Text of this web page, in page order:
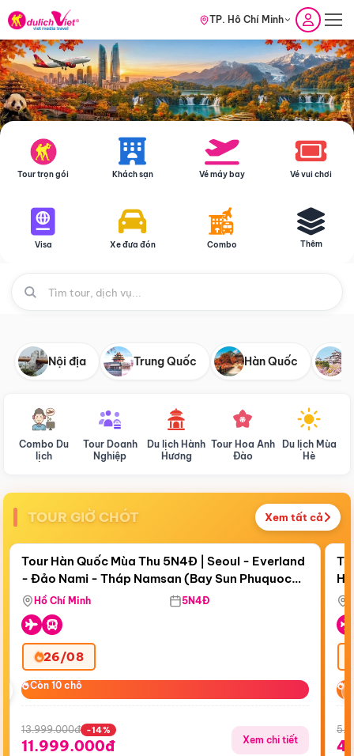
TP. Hồ Chí Minh
Tour trọn gói Khách sạn Vé máy bay Vé vui chơi
Visa Xe đưa đón Combo Thêm
Nội địa Trung Quốc Hàn Quốc
Combo Du
lịch
Tour Doanh
Nghiệp
Du lịch Hành
Hương
Tour Hoa Anh
Đào
Du lịch Mùa
Hè
TOUR GIỜ CHÓT Xem tất cả
Còn18 ngày 09:04:30
Bay Sun Phuquoc Airways
Điểm nổi bật
Tour Hàn Quốc Mùa Thu 5N4Đ | Seoul - Everland
- Đảo Nami - Tháp Namsan (Bay Sun Phuquoc
Airways)
Hồ Chí Minh 5N4Đ
26/08
Còn 10 chỗ
Còn 10 chỗ
13.999.000đ -14%
11.999.000đ Xem chi tiết